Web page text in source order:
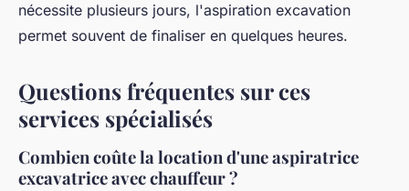
nécessite plusieurs jours, l'aspiration excavation
permet souvent de finaliser en quelques heures.
Questions fréquentes sur ces
services spécialisés
Combien coûte la location d'une aspiratrice
excavatrice avec chauffeur ?